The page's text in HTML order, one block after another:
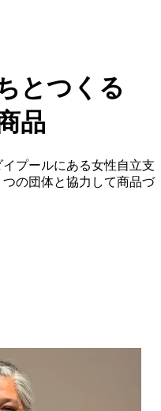
とつくる
品
プールにある女性自立支
の団体と協力して商品づ